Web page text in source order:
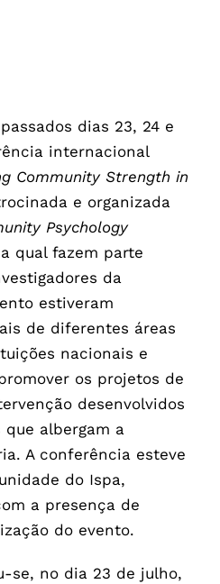
dias 23, 24 e
internacional
Community Strength in
e organizada
Psychology
qual fazem parte
da
estiveram
de diferentes áreas
nacionais e
os projetos de
desenvolvidos
albergam a
A conferência esteve
do Ispa,
a presença de
do evento.
se, no dia 23 de julho,